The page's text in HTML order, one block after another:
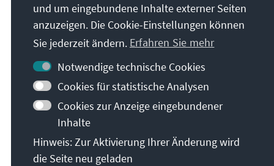
Themen
RECHTSPOLITIK, RECHTSSTAAT,
und um eingebundene Inhalte externer Seiten
anzuzeigen. Die Cookie-Einstellungen können
Sie jederzeit ändern. Erfahren Sie mehr
Notwendige technische Cookies
Cookies für statistische Analysen
Cookies zur Anzeige eingebundener
Inhalte
Hinweis: Zur Aktivierung Ihrer Änderung wird
die Seite neu geladen